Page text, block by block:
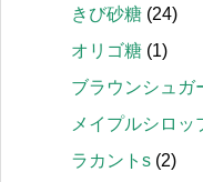
きび砂糖 (24)
オリゴ糖 (1)
ブラウンシュガ
メイプルシロッ
ラカントs (2)